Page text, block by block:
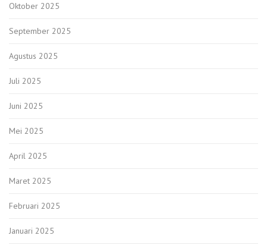
Oktober 2025
September 2025
Agustus 2025
Juli 2025
Juni 2025
Mei 2025
April 2025
Maret 2025
Februari 2025
Januari 2025